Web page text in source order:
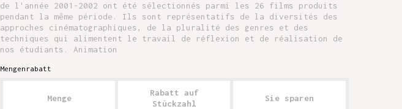
de l'année 2001-2002 ont été sélectionnés parmi les 26 films produits
pendant la même période. Ils sont représentatifs de la diversités des
approches cinématographiques, de la pluralité des genres et des
techniques qui alimentent le travail de réflexion et de réalisation de
nos étudiants. Animation
Mengenrabatt
Menge
Rabatt auf
Stückzahl
Sie sparen